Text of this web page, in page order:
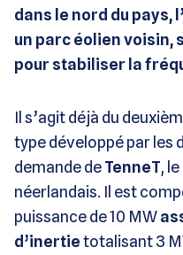
dans le nord du pays,
un parc éolien voisin,
pour stabiliser la
Il s’agit déjà du
type développé par les
demande deTenneT,
néerlandais. Il est
puissance de 10 MW
d’inertietotalisant 3